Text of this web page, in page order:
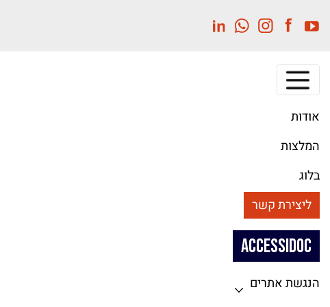
לתוכן
המרכזי
אודות
המלצות
בלוג
ליצירת קשר
ACCESSIDOC
הנגשת אתרים